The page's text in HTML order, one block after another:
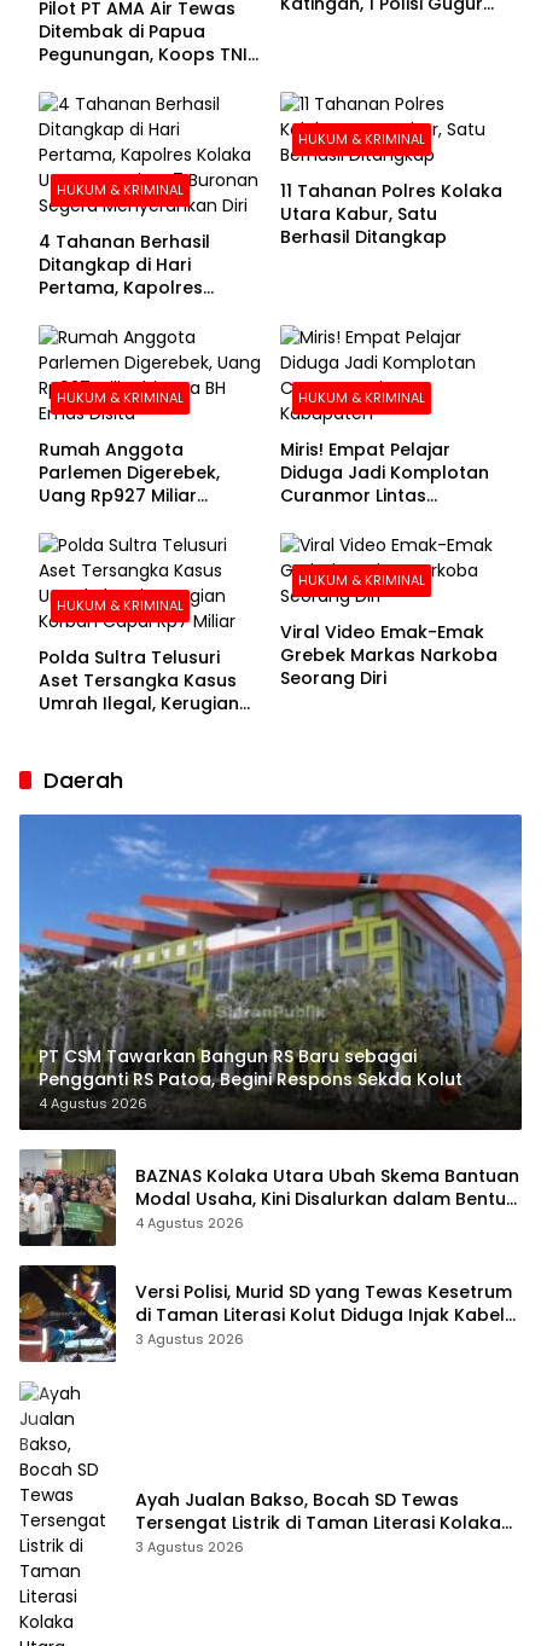
Pilot PT AMA Air Tewas
Ditembak di Papua
Pegunungan, Koops TNI
Evakuasi Jenazah
Korban
HUKUM & KRIMINAL
4 Tahanan Berhasil
Ditangkap di Hari
Pertama, Kapolres
Buronan Segera
Menyerahkan Diri
HUKUM & KRIMINAL
11 Tahanan Polres Kolaka
Utara Kabur, Satu
Berhasil Ditangkap
HUKUM & KRIMINAL
Rumah Anggota
Parlemen Digerebek,
Uang Rp927 Miliar
HUKUM & KRIMINAL
Miris! Empat Pelajar
Diduga Jadi Komplotan
Curanmor Lintas
HUKUM & KRIMINAL
Polda Sultra Telusuri
Aset Tersangka Kasus
Umrah Ilegal, Kerugian
HUKUM & KRIMINAL
Viral Video Emak-Emak
Grebek Markas Narkoba
Seorang Diri
Daerah
PT CSM Tawarkan Bangun RS Baru sebagai
Pengganti RS Patoa, Begini Respons Sekda Kolut
4 Agustus 2026
BAZNAS Kolaka Utara Ubah Skema Bantuan
Modal Usaha, Kini Disalurkan dalam Bentuk
Barang Senilai Rp419,5 Juta
4 Agustus 2026
Versi Polisi, Murid SD yang Tewas Kesetrum
di Taman Literasi Kolut Diduga Injak Kabel
Beraliran Listrik
3 Agustus 2026
Ayah Jualan Bakso, Bocah SD Tewas
Tersengat Listrik di Taman Literasi Kolaka
Utara
3 Agustus 2026